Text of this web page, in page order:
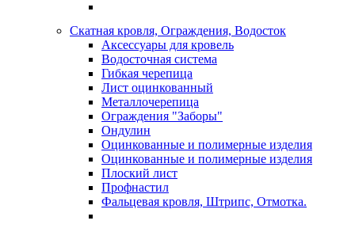
Скатная кровля, Ограждения, Водосток
Аксессуары для кровель
Водосточная система
Гибкая черепица
Лист оцинкованный
Металлочерепица
Ограждения "Заборы"
Ондулин
Оцинкованные и полимерные изделия
Оцинкованные и полимерные изделия
Плоский лист
Профнастил
Фальцевая кровля, Штрипс, Отмотка.